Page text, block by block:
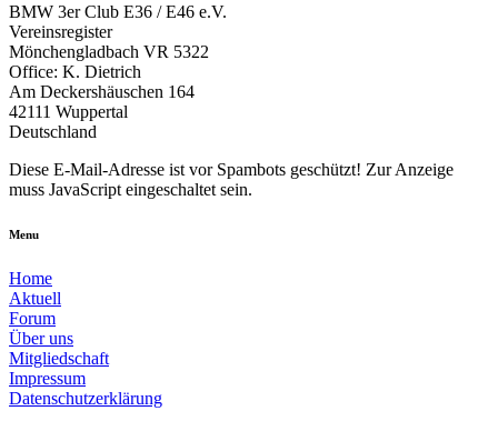
BMW 3er Club E36 / E46 e.V.
Vereinsregister
Mönchengladbach VR 5322
Office: K. Dietrich
Am Deckershäuschen 164
42111 Wuppertal
Deutschland
Diese E-Mail-Adresse ist vor Spambots geschützt! Zur Anzeige
muss JavaScript eingeschaltet sein.
Menu
Home
Aktuell
Forum
Über uns
Mitgliedschaft
Impressum
Datenschutzerklärung